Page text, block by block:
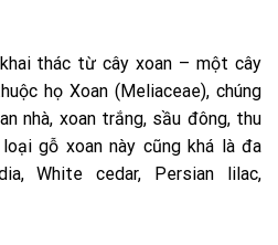
thác từ cây xoan – một cây
họ Xoan (Meliaceae), chúng
nhà, xoan trắng, sầu đông, thu
gỗ xoan này cũng khá là đa
White cedar, Persian lilac,